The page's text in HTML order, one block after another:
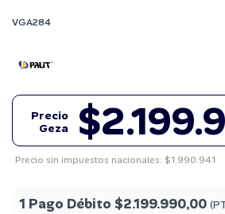
VGA284
Precio
Geza
Precio sin impuestos nacionales: $1.990.941
1 Pago Débito $2.199.990,00